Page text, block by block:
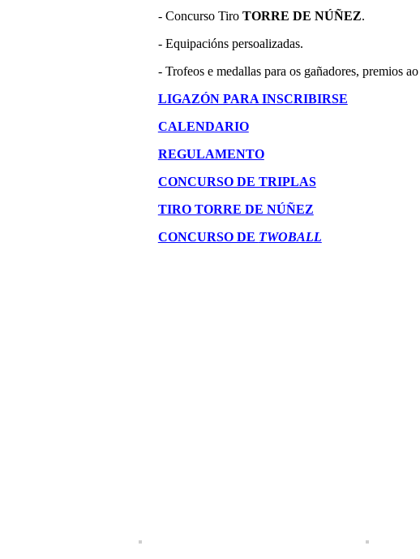
- Concurso Tiro TORRE DE NÚÑEZ.
- Equipacións persoalizadas.
- Trofeos e medallas para os gañadores, premios ao
LIGAZÓN PARA INSCRIBIRSE
CALENDARIO
REGULAMENTO
CONCURSO DE TRIPLAS
TIRO TORRE DE NÚÑEZ
CONCURSO DE TWOBALL